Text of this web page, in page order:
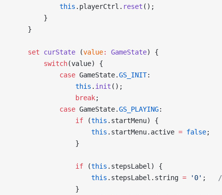
            this
.playerCtrl. reset ();
        }
    }
    set
curState (value: GameState) {
        switch
(value) {
            case
GameState.GS_INIT:
                this
. init ();
                break
;
            case
GameState.GS_PLAYING:
                if
(this .startMenu) {
                    this
.startMenu.active = false;
                }
                if
(this .stepsLabel) {
                    this
.stepsLabel.string = '0' ;
                }